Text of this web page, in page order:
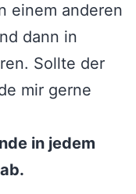
einem anderen
dann in
Sollte der
mir gerne
in jedem